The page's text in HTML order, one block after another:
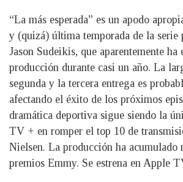
“La más esperada” es un apodo
y (quizá) última temporada de la serie
Jason Sudeikis, que aparentemente ha
producción durante casi un año. La
segunda y la tercera entrega es
afectando el éxito de los próximos
dramática deportiva sigue siendo la
TV + en romper el top 10 de
Nielsen. La producción ha acumulado
premios Emmy. Se estrena en Apple